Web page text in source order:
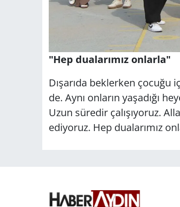
"Hep dualarımız onlarla"
Dışarıda beklerken çocuğu
de. Aynı onların yaşadığı
Uzun süredir çalışıyoruz.
ediyoruz. Hep dualarımız